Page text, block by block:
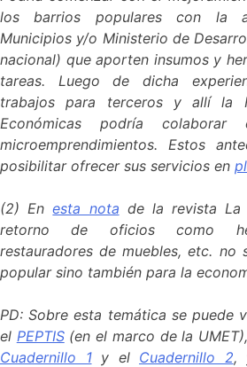
los barrios populares con la
Municipios y/o Ministerio de
nacional) que aporten insumos y
tareas. Luego de dicha
trabajos para terceros y allí la
Económicas podría
microemprendimientos. Estos
posibilitar ofrecer sus servicios en
(2) Enesta nota de la revista La
retorno de oficios como
restauradores de muebles, etc. no
popular sino también para la
PD: Sobre esta temática se puede
el PEPTIS(en el marco de la
Cuadernillo 1y el Cuadernillo 2,